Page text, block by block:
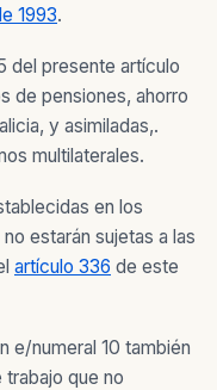
1993.
del presente artículo
de pensiones, ahorro
y asimiladas,.
multilaterales.
en los
estarán sujetas a las
artículo 336 de este
e/numeral 10 también
que no